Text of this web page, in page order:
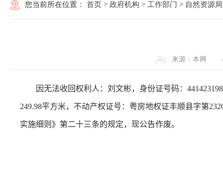
您当前所在位置： 首页 > 政府机构 > 工作部门 > 自然资源局
来源：本网
因无法收回权利人： 刘文彬，身份证号码：
249.98平方米，不动产权证号： 粤房地权证丰顺县字第
实施细则》第二十三条的规定，现公告作废。